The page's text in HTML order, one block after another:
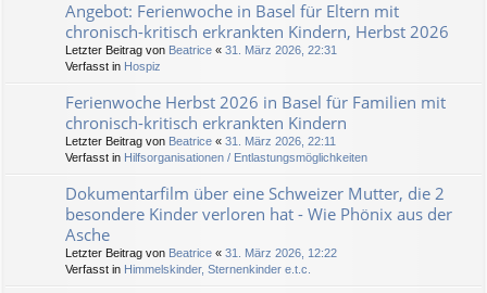
Angebot: Ferienwoche in Basel für Eltern mit
chronisch-kritisch erkrankten Kindern, Herbst 2026
Letzter Beitrag von Beatrice « 31. März 2026, 22:31
Verfasst in Hospiz
Ferienwoche Herbst 2026 in Basel für Familien mit
chronisch-kritisch erkrankten Kindern
Letzter Beitrag von Beatrice « 31. März 2026, 22:11
Verfasst in Hilfsorganisationen / Entlastungsmöglichkeiten
Dokumentarfilm über eine Schweizer Mutter, die 2
besondere Kinder verloren hat - Wie Phönix aus der
Asche
Letzter Beitrag von Beatrice « 31. März 2026, 12:22
Verfasst in Himmelskinder, Sternenkinder e.t.c.